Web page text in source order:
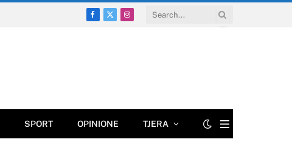
Facebook
X
Instagram
SPORT OPINIONE TJERA